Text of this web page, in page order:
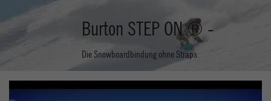
Burton STEP ON ® -
Die Snowboardbindung ohne Straps.